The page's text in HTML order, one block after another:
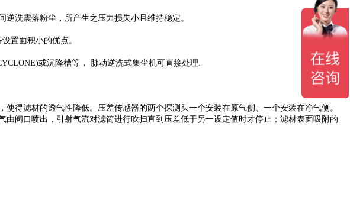
洗震落粉尘，所产生之压力损失小且维持稳定。
置面积小的优点。
或沉降槽等， 脉动逆洗式集尘机可直接处理.
得滤材的透气性降低。压差传感器的两个探测头一个安装在原气侧、一个安装在净气侧。
阀口喷出，引射气流对滤筒进行吹扫直到压差低于另一设定值时才停止；滤材表面吸附的